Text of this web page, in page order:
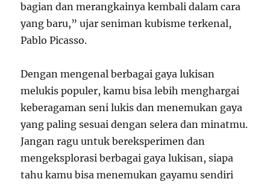
bagian dan merangkainya kembali dalam cara
yang baru,” ujar seniman kubisme terkenal,
Pablo Picasso.
Dengan mengenal berbagai gaya lukisan
melukis populer, kamu bisa lebih menghargai
keberagaman seni lukis dan menemukan gaya
yang paling sesuai dengan selera dan minatmu.
Jangan ragu untuk bereksperimen dan
mengeksplorasi berbagai gaya lukisan, siapa
tahu kamu bisa menemukan gayamu sendiri